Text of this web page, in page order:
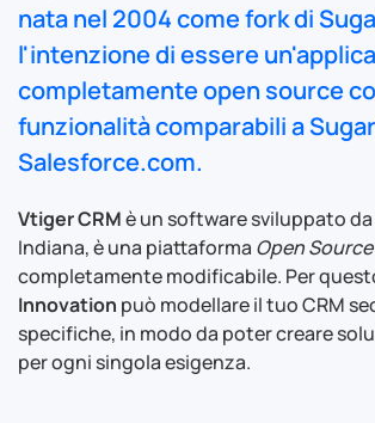
nata nel 2004 come fork di
l'intenzione di essere
completamente open source
funzionalità comparabili a
Salesforce.com.
Vtiger CRMè un software sviluppato da
Indiana, è una piattaforma Open Source
completamente modificabile. Per
Innovation può modellare il tuo CRM
specifiche, in modo da poter creare
per ogni singola esigenza.